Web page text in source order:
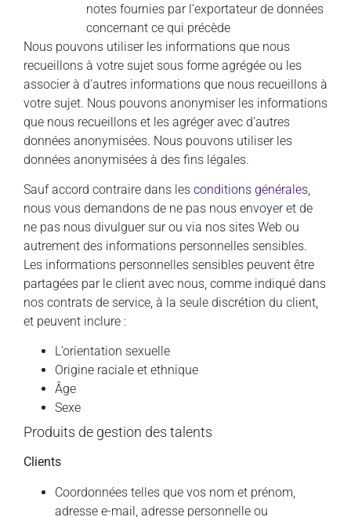
notes fournies par l’exportateur de données
concernant ce qui précède
Nous pouvons utiliser les informations que nous
recueillons à votre sujet sous forme agrégée ou les
associer à d’autres informations que nous recueillons à
votre sujet. Nous pouvons anonymiser les informations
que nous recueillons et les agréger avec d’autres
données anonymisées. Nous pouvons utiliser les
données anonymisées à des fins légales.
Sauf accord contraire dans les conditions générales,
nous vous demandons de ne pas nous envoyer et de
ne pas nous divulguer sur ou via nos sites Web ou
autrement des informations personnelles sensibles.
Les informations personnelles sensibles peuvent être
partagées par le client avec nous, comme indiqué dans
nos contrats de service, à la seule discrétion du client,
et peuvent inclure :
L’orientation sexuelle
Origine raciale et ethnique
Âge
Sexe
Produits de gestion des talents
Clients
Coordonnées telles que vos nom et prénom,
adresse e-mail, adresse personnelle ou